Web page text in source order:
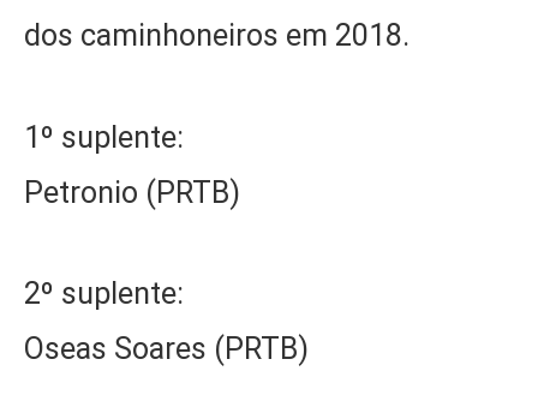
dos caminhoneiros em 2018.
1º suplente:
Petronio (PRTB)
2º suplente:
Oseas Soares (PRTB)